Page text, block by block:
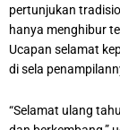
pertunjukan
hanya menghibur
Ucapan selamat
di sela
“Selamat ulang